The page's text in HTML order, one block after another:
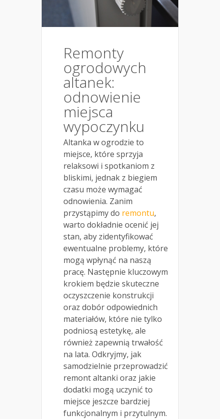
Remonty
ogrodowych
altanek:
odnowienie
miejsca
wypoczynku
Altanka w ogrodzie to
miejsce, które sprzyja
relaksowi i spotkaniom z
bliskimi, jednak z biegiem
czasu może wymagać
odnowienia. Zanim
przystąpimy do remontu,
warto dokładnie ocenić jej
stan, aby zidentyfikować
ewentualne problemy, które
mogą wpłynąć na naszą
pracę. Następnie kluczowym
krokiem będzie skuteczne
oczyszczenie konstrukcji
oraz dobór odpowiednich
materiałów, które nie tylko
podniosą estetykę, ale
również zapewnią trwałość
na lata. Odkryjmy, jak
samodzielnie przeprowadzić
remont altanki oraz jakie
dodatki mogą uczynić to
miejsce jeszcze bardziej
funkcjonalnym i przytulnym.